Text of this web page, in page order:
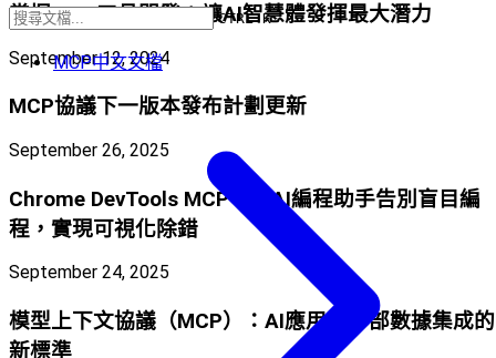
CTRL K
MCP中文文檔
掌握MCP工具開發：讓AI智慧體發揮最大潛力
September 12, 2024
MCP協議下一版本發布計劃更新
September 26, 2025
Chrome DevTools MCP：讓AI編程助手告別盲目編
程，實現可視化除錯
September 24, 2025
模型上下文協議（MCP）：AI應用與外部數據集成的
新標準